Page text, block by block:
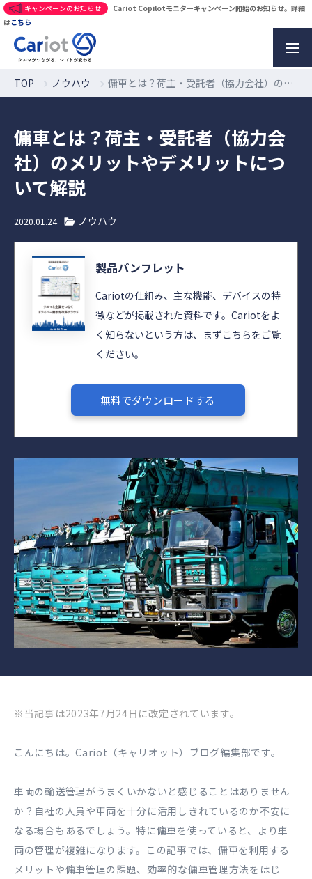
キャンペーンのお知らせ
Cariot Copilotモニターキャンペーン開始のお知らせ。詳細
はこちら
TOP ノウハウ 傭車とは？荷主・受託者（協力会社）のメリットやデメリットについて解説
傭車とは？荷主・受託者（協力会
社）のメリットやデメリットにつ
いて解説
2020.01.24 ノウハウ
製品パンフレット
Cariotの仕組み、主な機能、デバイスの特
徴などが掲載された資料です。Cariotをよ
く知らないという方は、まずこちらをご覧
ください。
無料でダウンロードする
※当記事は2023年7月24日に改定されています。
こんにちは。Cariot（キャリオット）ブログ編集部です。
車両の輸送管理がうまくいかないと感じることはありません
か？自社の人員や車両を十分に活用しきれているのか不安に
なる場合もあるでしょう。特に傭車を使っていると、より車
両の管理が複雑になります。この記事では、傭車を利用する
メリットや傭車管理の課題、効率的な傭車管理方法をはじ